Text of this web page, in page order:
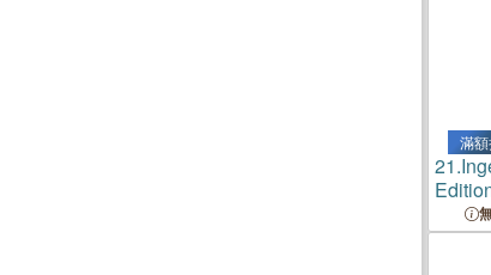
滿
21.